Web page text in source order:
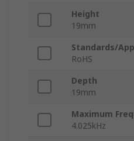
Height
19mm
Standards/
RoHS
Depth
19mm
Maximum
4.025kHz